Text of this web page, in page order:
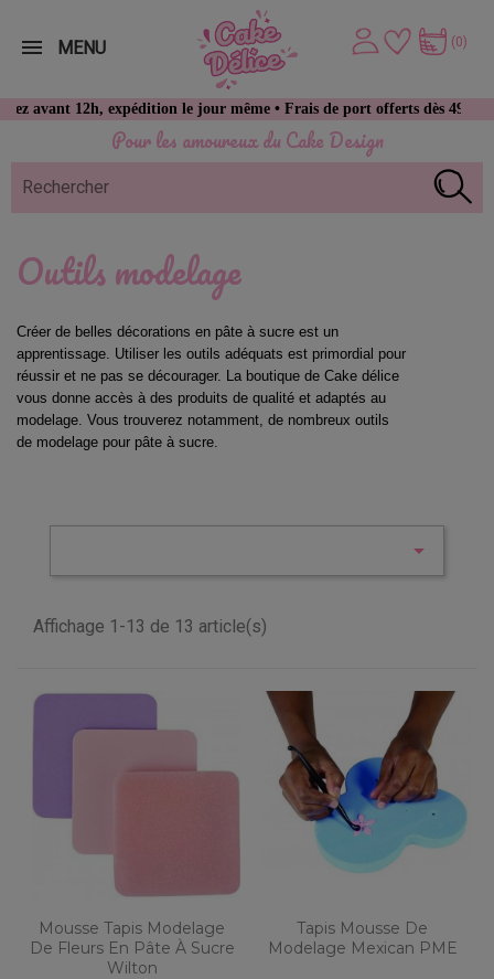
Pour les amoureux du Cake Design
12h, expédition le jour même • Frais de port offerts dès 49 €
(0)
MENU
Outils modelage
Créer de belles décorations en pâte à sucre est un
apprentissage. Utiliser les outils adéquats est primordial pour
réussir et ne pas se décourager. La boutique de Cake délice
vous donne accès à des produits de qualité et adaptés au
modelage. Vous trouverez notamment, de nombreux outils
de modelage pour pâte à sucre.

Affichage 1-13 de 13 article(s)
Mousse Tapis Modelage
De Fleurs En Pâte À Sucre
Wilton
Tapis Mousse De
Modelage Mexican PME